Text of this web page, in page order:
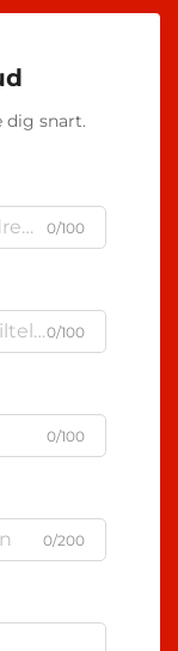
dig snart.
0/100
0/100
0/100
0/200